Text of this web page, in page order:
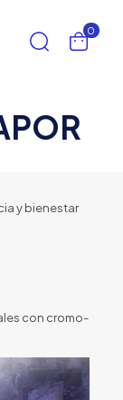
0
y bienestar
con cromo-